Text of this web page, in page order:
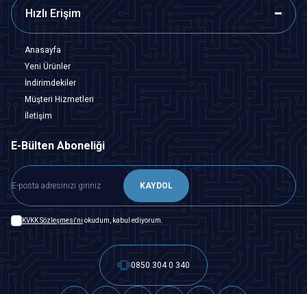
Hızlı Erişim
Anasayfa
Yeni Ürünler
İndirimdekiler
Müşteri Hizmetleri
İletişim
E-Bülten Aboneliği
KAYDOL
KVKK Sözleşmesi'ni okudum, kabul ediyorum.
0850 304 0 340